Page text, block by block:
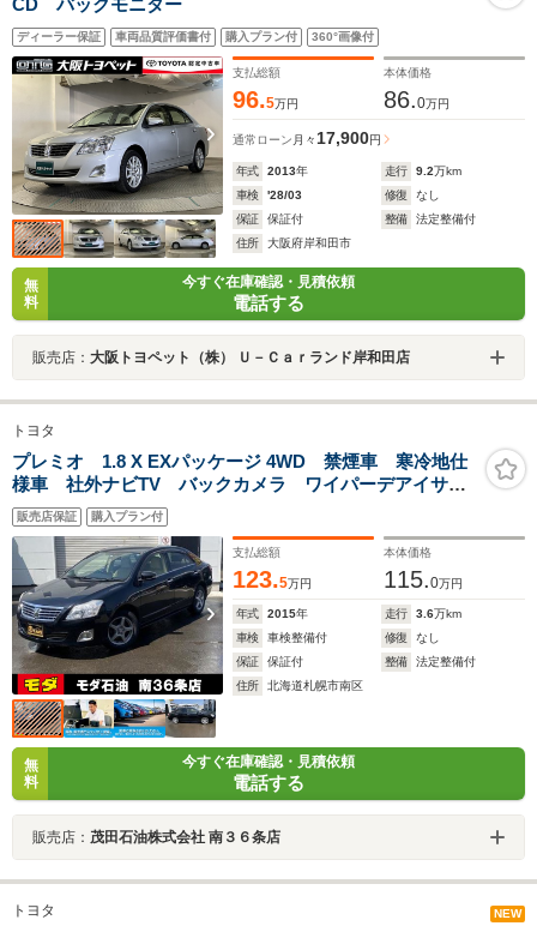
CD バックモニター
ディーラー保証 車両品質評価書付 購入プラン付 360°画像付
支払総額
96.5万円
本体価格
86.0万円
通常ローン 月々 17,900円
年式 2013年 走行 9.2万km
車検
'28/03 修復
なし
保証
保証付 整備
法定整備付
住所
大阪府岸和田市
無
料
今すぐ在庫確認・見積依頼
電話する
販売店： 大阪トヨペット（株） Ｕ－Ｃａｒランド岸和田店
トヨタ
プレミオ 1.8 X EXパッケージ 4WD 禁煙車 寒冷地仕
様車 社外ナビTV バックカメラ ワイパーデアイサ
ー オートライト プッシュスタート スマートキー
電動パワーシート
販売店保証 購入プラン付
支払総額
123.5万円
本体価格
115.0万円
年式 2015年 走行 3.6万km
車検
車検整備付 修復
なし
保証
保証付 整備
法定整備付
住所
北海道札幌市南区
無
料
今すぐ在庫確認・見積依頼
電話する
販売店： 茂田石油株式会社 南３６条店
トヨタ NEW